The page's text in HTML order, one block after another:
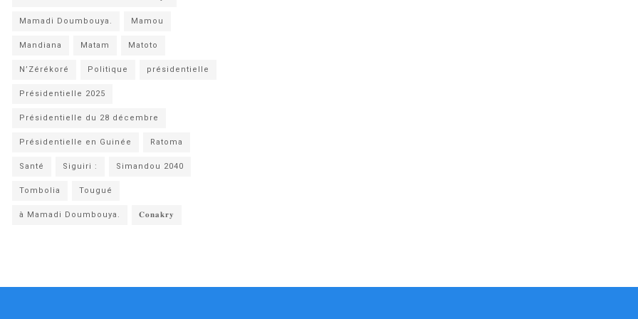
Mamadi Doumbouya. Mamou
Mandiana Matam Matoto
N’Zérékoré Politique présidentielle
Présidentielle 2025
Présidentielle du 28 décembre
Présidentielle en Guinée Ratoma
Santé Siguiri : Simandou 2040
Tombolia Tougué
à Mamadi Doumbouya. 𝐂𝐨𝐧𝐚𝐤𝐫𝐲